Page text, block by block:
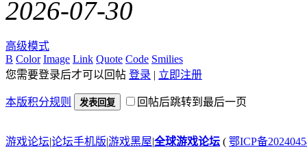
2026-07-30
高级模式
B Color Image Link Quote Code Smilies
您需要登录后才可以回帖 登录 | 立即注册
本版积分规则 发表回复 回帖后跳转到最后一页
游戏论坛|论坛手机版|游戏黑屋|全球游戏论坛 ( 鄂ICP备